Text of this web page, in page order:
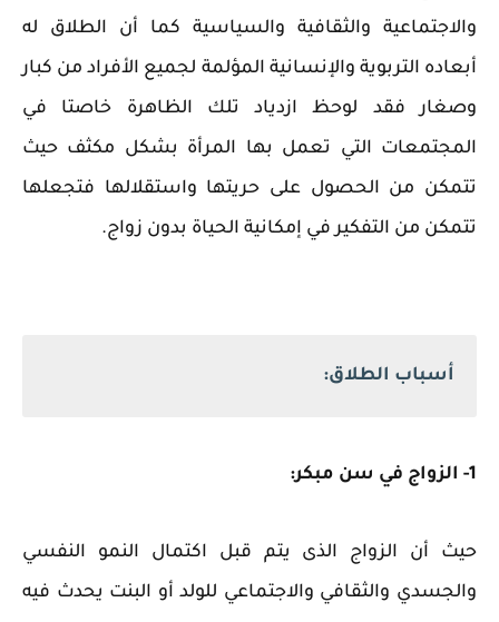
والاجتماعية والثقافية والسياسية كما أن الطلاق له
أبعاده التربوية والإنسانية المؤلمة لجميع الأفراد من كبار
وصغار فقد لوحظ ازدياد تلك الظاهرة خاصتا في
المجتمعات التي تعمل بها المرأة بشكل مكثف حيث
تتمكن من الحصول على حريتها واستقلالها فتجعلها
تتمكن من التفكير في إمكانية الحياة بدون زواج.
أسباب الطلاق:
1- الزواج في سن مبكر:
حيث أن الزواج الذى يتم قبل اكتمال النمو النفسي
والجسدي والثقافي والاجتماعي للولد أو البنت يحدث فيه